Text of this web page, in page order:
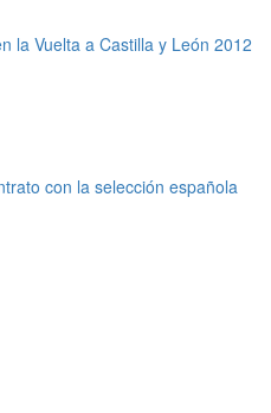
la Vuelta a Castilla y León 2012
con la selección española